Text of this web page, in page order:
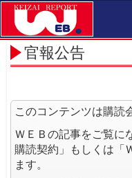
官報公告
このコンテンツは購読
ＷＥＢの記事をご覧に
購読契約」もしくは「
ます。